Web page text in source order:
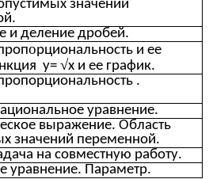
значений
и деление дробей.
орциональность и ее
у= √х и ее график.
.
уравнение.
выражение. Область
значений переменной.
на совместную работу.
уравнение. Параметр.